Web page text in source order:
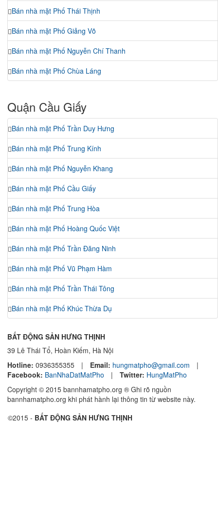
Bán nhà mặt Phố Thái Thịnh
Bán nhà mặt Phố Giảng Võ
Bán nhà mặt Phố Nguyễn Chí Thanh
Bán nhà mặt Phố Chùa Láng
Quận Cầu Giấy
Bán nhà mặt Phố Trần Duy Hưng
Bán nhà mặt Phố Trung Kính
Bán nhà mặt Phố Nguyễn Khang
Bán nhà mặt Phố Cầu Giấy
Bán nhà mặt Phố Trung Hòa
Bán nhà mặt Phố Hoàng Quốc Việt
Bán nhà mặt Phố Trần Đăng Ninh
Bán nhà mặt Phố Vũ Phạm Hàm
Bán nhà mặt Phố Trần Thái Tông
Bán nhà mặt Phố Khúc Thừa Dụ
BẤT ĐỘNG SẢN HƯNG THỊNH
39 Lê Thái Tổ, Hoàn Kiếm, Hà Nội
Hotline: 0936355355 | Email: hungmatpho@gmail.com
|
Facebook: BanNhaDatMatPho | Twitter: HungMatPho
Copyright © 2015 bannhamatpho.org ® Ghi rõ nguồn
bannhamatpho.org khi phát hành lại thông tin từ website này.
©2015 - BẤT ĐỘNG SẢN HƯNG THỊNH